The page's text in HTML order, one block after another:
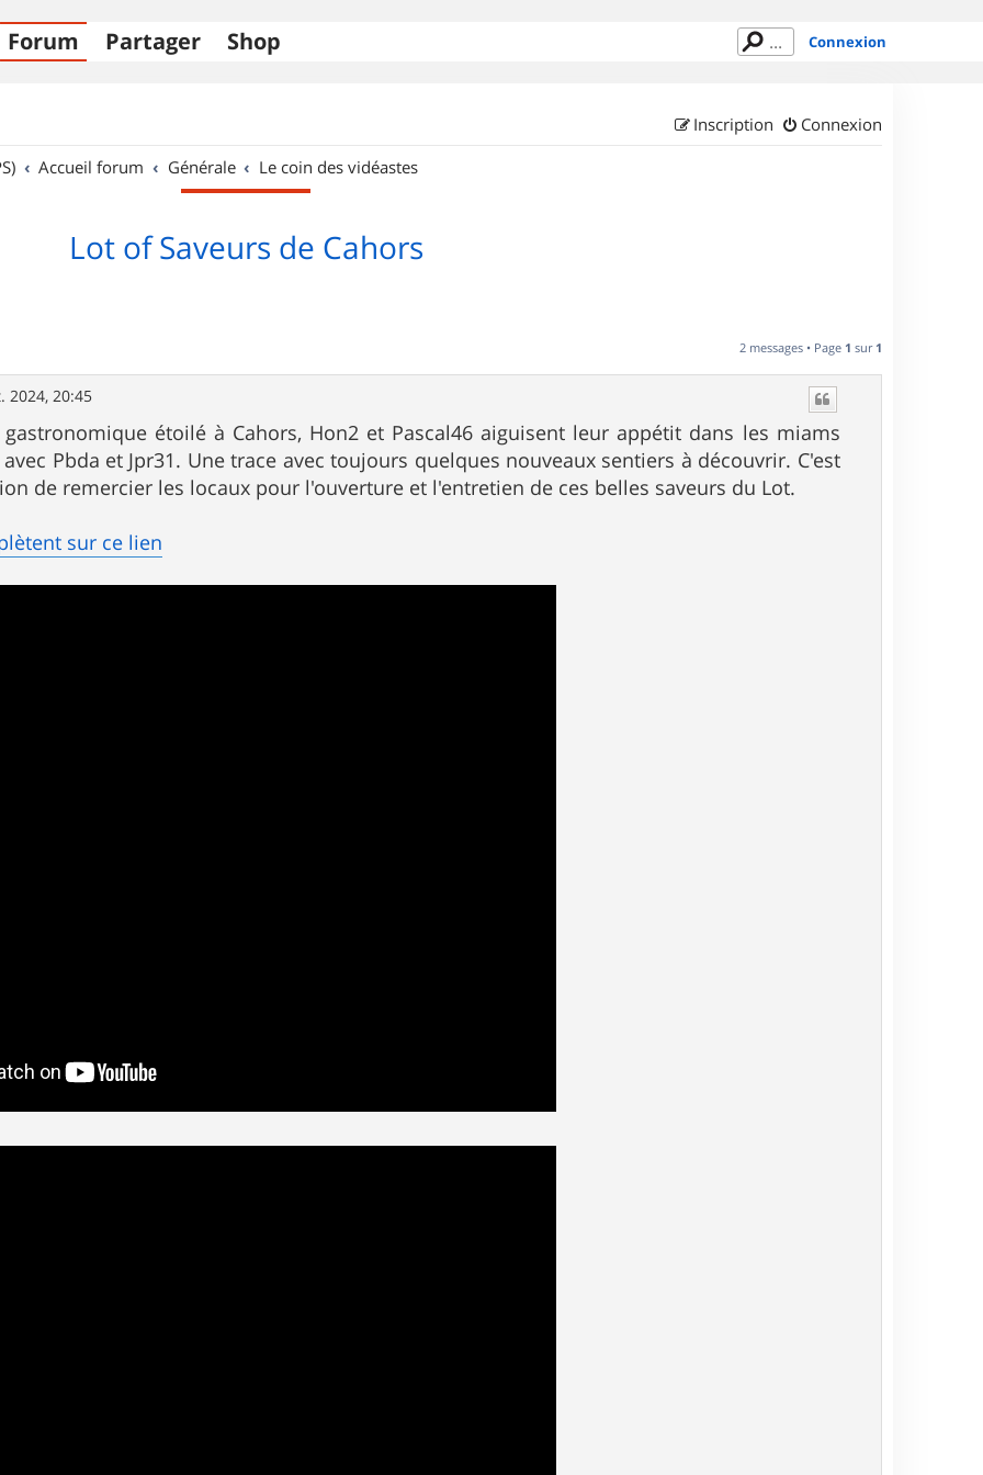
Forum Partager Shop Connexion
Connexion
Inscription
Accueil forum Générale Le coin des vidéastes
Lot of Saveurs de Cahors
2 messages • Page 1 sur 1
2024, 20:45
étoilé à Cahors, Hon2 et Pascal46 aiguisent leur appétit dans les miams
Pbda et Jpr31. Une trace avec toujours quelques nouveaux sentiers à découvrir. C'est
de remercier les locaux pour l'ouverture et l'entretien de ces belles saveurs du Lot.
sur ce lien